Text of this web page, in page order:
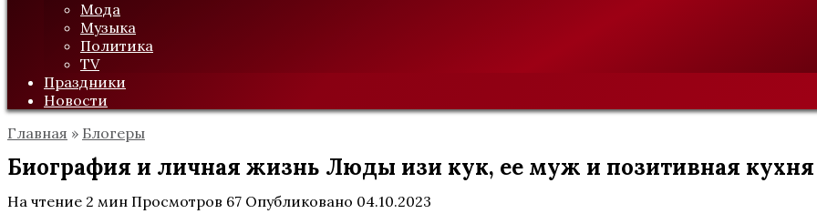
Мода
Музыка
Политика
TV
Праздники
Новости
Главная » Блогеры
Биография и личная жизнь Люды изи кук, ее муж и позитивная кухня
На чтение 2 мин Просмотров 67 Опубликовано 04.10.2023